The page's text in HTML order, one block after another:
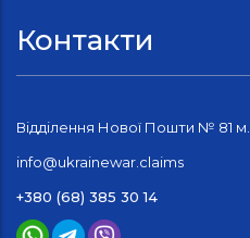
Контакти
Відділення Нової Пошти № 81 м.
info@ukrainewar.claims
+380 (68) 385 30 14